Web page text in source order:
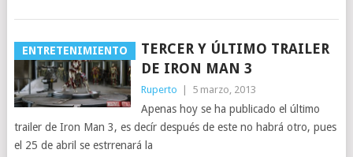
ENTRETENIMIENTO
TERCER Y ÚLTIMO TRAILER
DE IRON MAN 3
Ruperto 5 marzo, 2013
Apenas hoy se ha publicado el último
trailer de Iron Man 3, es decír después de este no habrá otro, pues
el 25 de abril se estrrenará la